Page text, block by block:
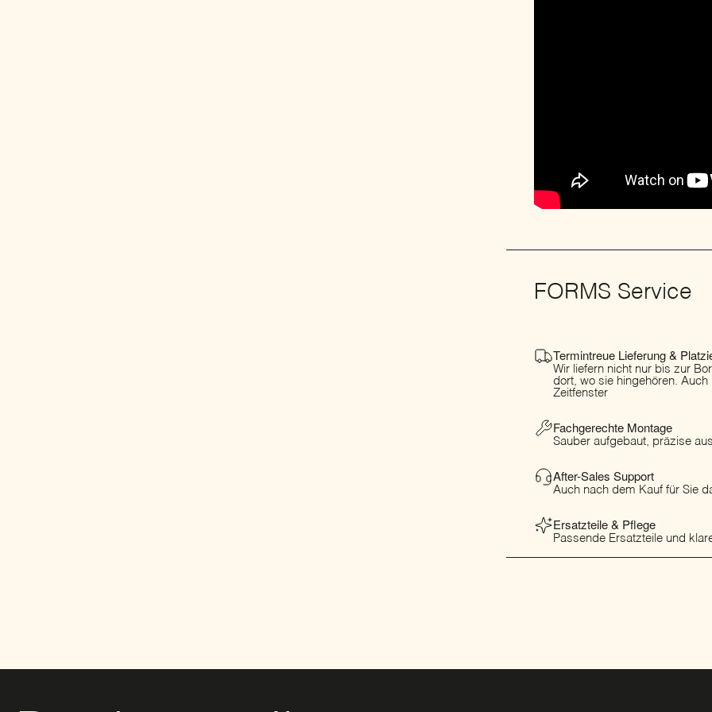
FORMS Service
Termintreue Lieferung &
Wir liefern nicht nur bis zur
dort, wo sie hingehören.
Zeitfenster
Fachgerechte Montage
Sauber aufgebaut, präzise
After-Sales Support
Auch nach dem Kauf für Sie
Ersatzteile & Pflege
Passende Ersatzteile und